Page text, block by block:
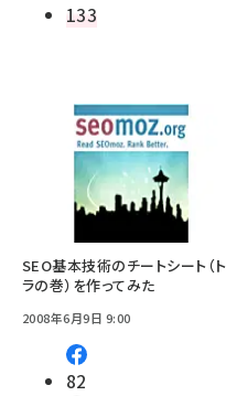
133
SEO基本技術のチートシート（ト
ラの巻）を作ってみた
2008年6月9日 9:00
82